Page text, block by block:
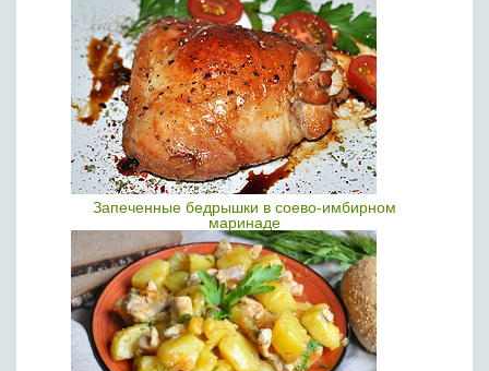
Запеченные бедрышки в соево-имбирном
маринаде